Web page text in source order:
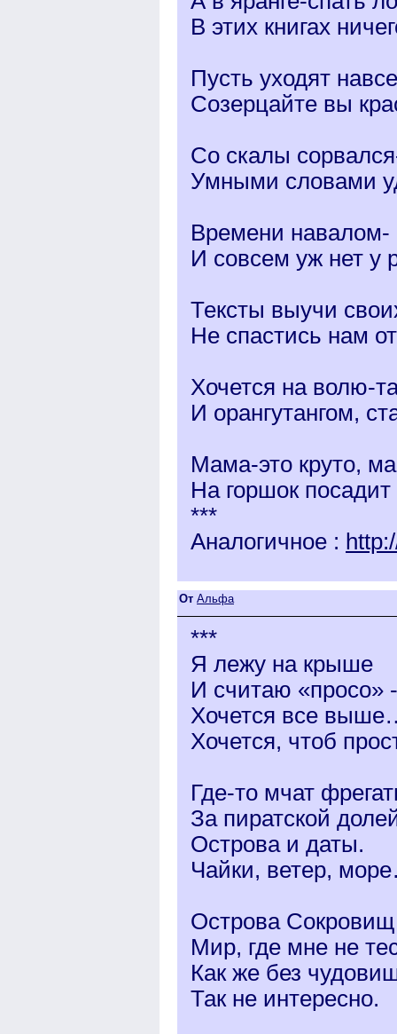
В этих книгах
Пусть уходят
Созерцайте вы
Со скалы
Умными словами
Времени
И совсем уж нет у
Тексты выучи
Не спастись нам
Хочется на волю-
И орангутангом,
Мама-это круто,
На горшок
***
Аналогичное :
От Альфа
***
Я лежу на крыше
И считаю «просо» -
Хочется все
Хочется, чтоб
Где-то мчат
За пиратской
Острова и даты.
Чайки, ветер,
Острова
Мир, где мне не
Как же без
Так не интересно.